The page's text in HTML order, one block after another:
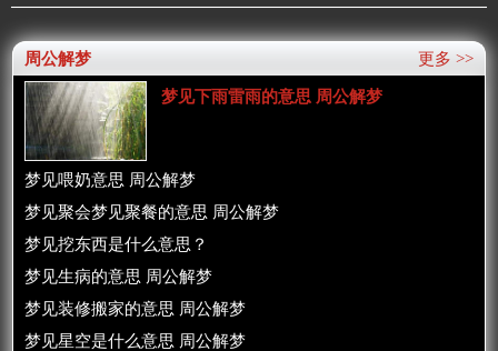
更多 >>
周公解梦
梦见下雨雷雨的意思 周公解梦
梦见喂奶意思 周公解梦
梦见聚会梦见聚餐的意思 周公解梦
梦见挖东西是什么意思？
梦见生病的意思 周公解梦
梦见装修搬家的意思 周公解梦
梦见星空是什么意思 周公解梦